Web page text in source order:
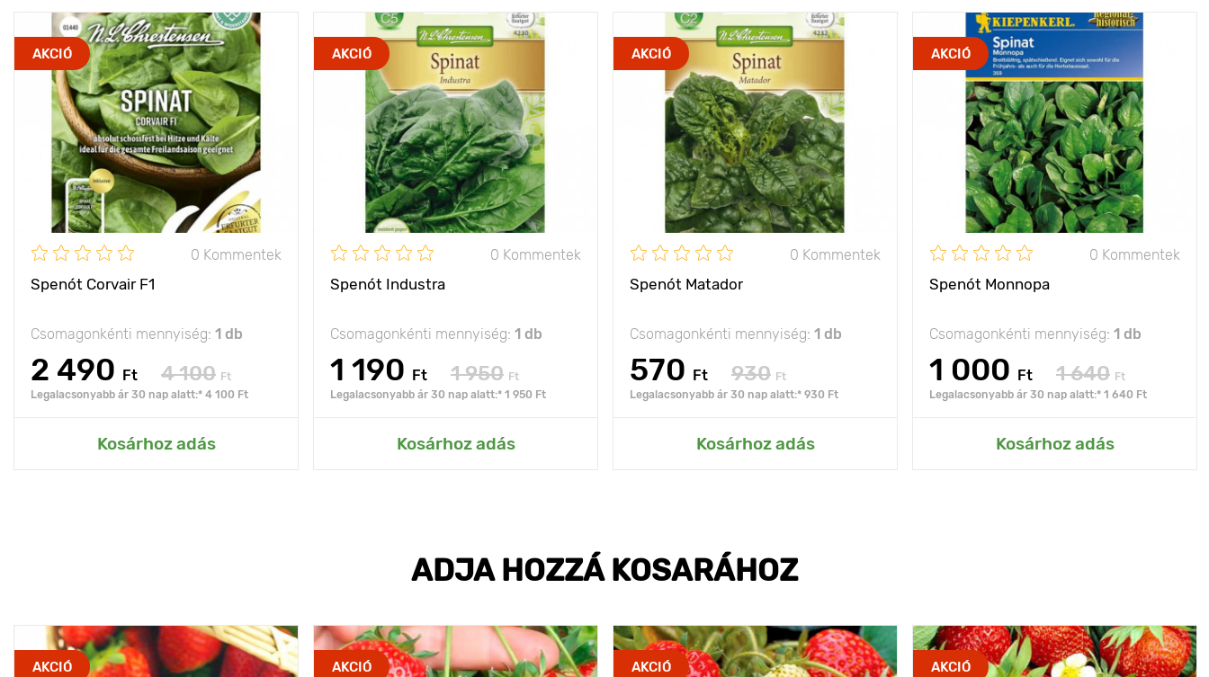
AKCIÓ
0 Kommentek
Spenót Corvair F1
Csomagonkénti mennyiség: 1 db
2 490 Ft 4 100 Ft
Legalacsonyabb ár 30 nap alatt:* 4 100 Ft
Kosárhoz adás
AKCIÓ
0 Kommentek
Spenót Industra
Csomagonkénti mennyiség: 1 db
1 190 Ft 1 950 Ft
Legalacsonyabb ár 30 nap alatt:* 1 950 Ft
Kosárhoz adás
AKCIÓ
0 Kommentek
Spenót Matador
Csomagonkénti mennyiség: 1 db
570 Ft 930 Ft
Legalacsonyabb ár 30 nap alatt:* 930 Ft
Kosárhoz adás
AKCIÓ
0 Kommentek
Spenót Monnopa
Csomagonkénti mennyiség: 1 db
1 000 Ft 1 640 Ft
Legalacsonyabb ár 30 nap alatt:* 1 640 Ft
Kosárhoz adás
ADJA HOZZÁ KOSARÁHOZ
AKCIÓ AKCIÓ AKCIÓ AKCIÓ